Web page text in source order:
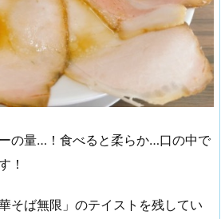
の量…！食べると柔らか…口の中で
！
そば無限」のテイストを残してい